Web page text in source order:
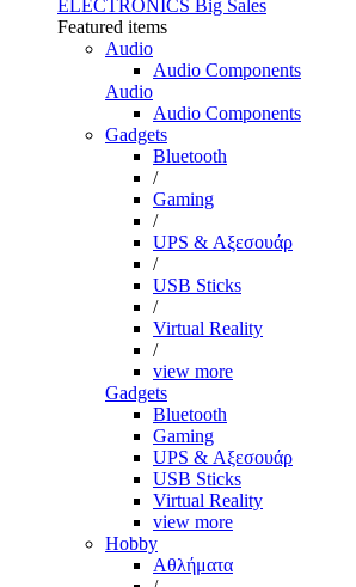
ELECTRONICS Big Sales
Featured items
Audio
Audio Components
Audio
Audio Components
Gadgets
Bluetooth
/
Gaming
/
UPS & Αξεσουάρ
/
USB Sticks
/
Virtual Reality
/
view more
Gadgets
Bluetooth
Gaming
UPS & Αξεσουάρ
USB Sticks
Virtual Reality
view more
Hobby
Αθλήματα